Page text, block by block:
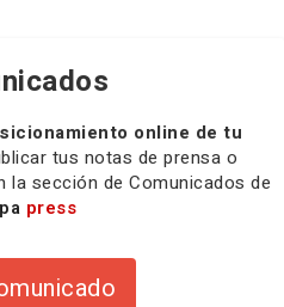
online de tu
tus notas de prensa o
la sección de Comunicados de
press